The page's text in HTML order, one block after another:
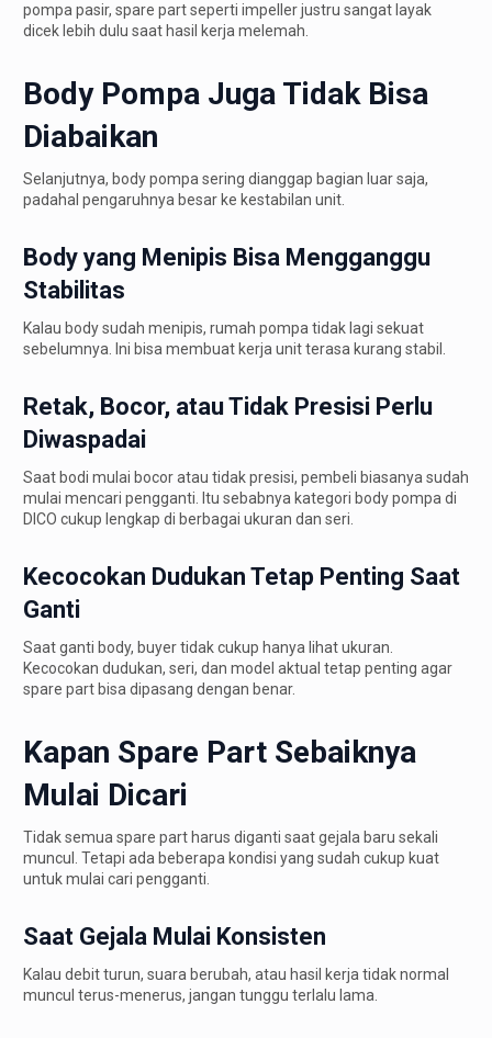
pompa pasir, spare part seperti impeller justru sangat layak
dicek lebih dulu saat hasil kerja melemah.
Body Pompa Juga Tidak Bisa
Diabaikan
Selanjutnya, body pompa sering dianggap bagian luar saja,
padahal pengaruhnya besar ke kestabilan unit.
Body yang Menipis Bisa Mengganggu
Stabilitas
Kalau body sudah menipis, rumah pompa tidak lagi sekuat
sebelumnya. Ini bisa membuat kerja unit terasa kurang stabil.
Retak, Bocor, atau Tidak Presisi Perlu
Diwaspadai
Saat bodi mulai bocor atau tidak presisi, pembeli biasanya sudah
mulai mencari pengganti. Itu sebabnya kategori body pompa di
DICO cukup lengkap di berbagai ukuran dan seri.
Kecocokan Dudukan Tetap Penting Saat
Ganti
Saat ganti body, buyer tidak cukup hanya lihat ukuran.
Kecocokan dudukan, seri, dan model aktual tetap penting agar
spare part bisa dipasang dengan benar.
Kapan Spare Part Sebaiknya
Mulai Dicari
Tidak semua spare part harus diganti saat gejala baru sekali
muncul. Tetapi ada beberapa kondisi yang sudah cukup kuat
untuk mulai cari pengganti.
Saat Gejala Mulai Konsisten
Kalau debit turun, suara berubah, atau hasil kerja tidak normal
muncul terus-menerus, jangan tunggu terlalu lama.